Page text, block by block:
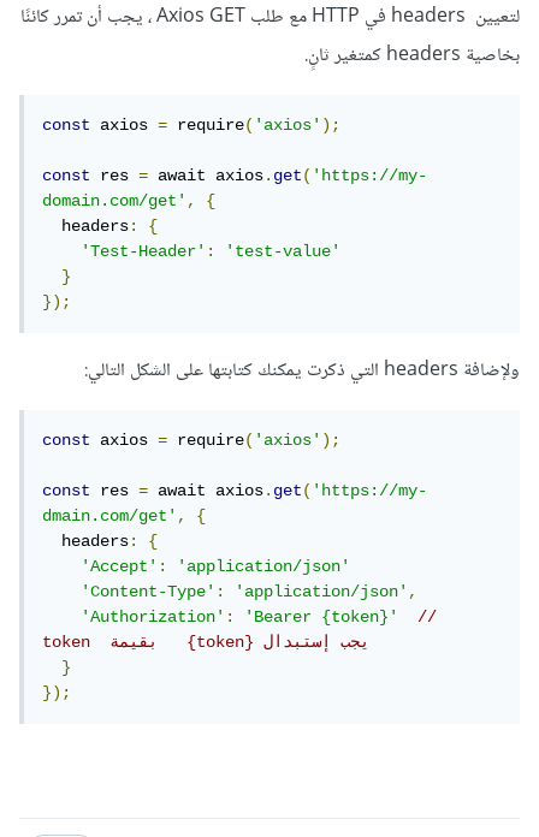
لتعيين headers في HTTP مع طلب Axios GET ، يجب أن تمرر كائنًا
بخاصية headers كمتغير ثانٍ.
const axios = require('axios');
const res = await axios.get('https://my-
domain.com/get',
{
  headers
:
{
'Test-Header':
'test-value'
}
});
ولإضافة headers التي ذكرت يمكنك كتابتها على الشكل التالي:
const axios = require('axios');
const res = await axios.get('https://my-
dmain.com/get',
{
  headers
:
{
'Accept':
'application/json'
'Content-Type': 'application/json',
'Authorization': 'Bearer {token}'
//
}
});